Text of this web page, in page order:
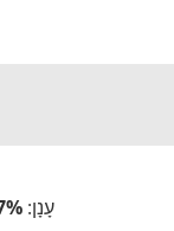
עָנָן: